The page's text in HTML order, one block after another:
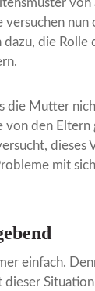
nun
die Rolle
die Mutter
den Eltern
dieses
mit
einfach.